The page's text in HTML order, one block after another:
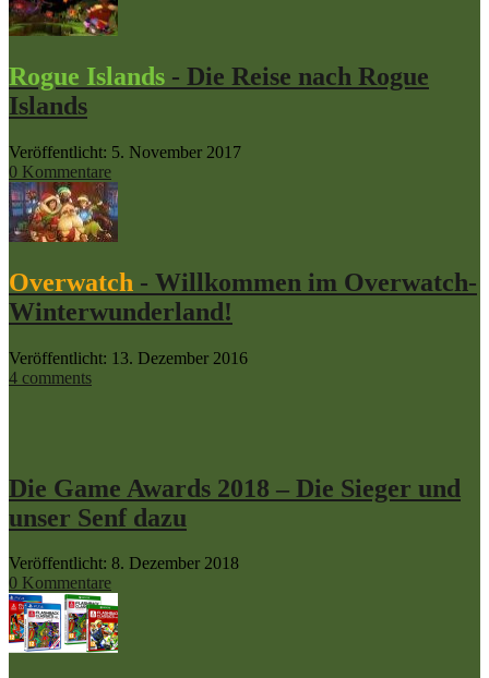
Rogue Islands - Die Reise nach Rogue
Islands
Veröffentlicht: 5. November 2017
0 Kommentare
Overwatch - Willkommen im Overwatch-
Winterwunderland!
Veröffentlicht: 13. Dezember 2016
4 comments
Die Game Awards 2018 – Die Sieger und
unser Senf dazu
Veröffentlicht: 8. Dezember 2018
0 Kommentare